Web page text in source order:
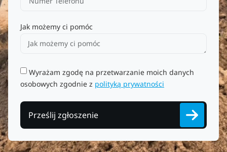
Jak możemy ci pomóc
Wyrażam zgodę na przetwarzanie moich danych
osobowych zgodnie z polityką prywatności
Prześlij zgłoszenie